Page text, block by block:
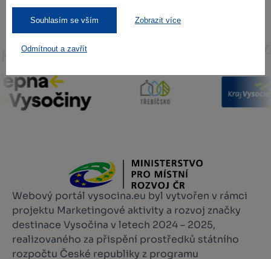
Souhlasím se vším Zobrazit více
Odmítnout a zavřít
Webový portál vysocina.eu byl vytvořen v rámci
projektu Marketingové aktivity a rozvoj značky
destinace Vysočina v letech 2024 – 2025,
realizovaného za přispění prostředků státního
rozpočtu České republiky z programu